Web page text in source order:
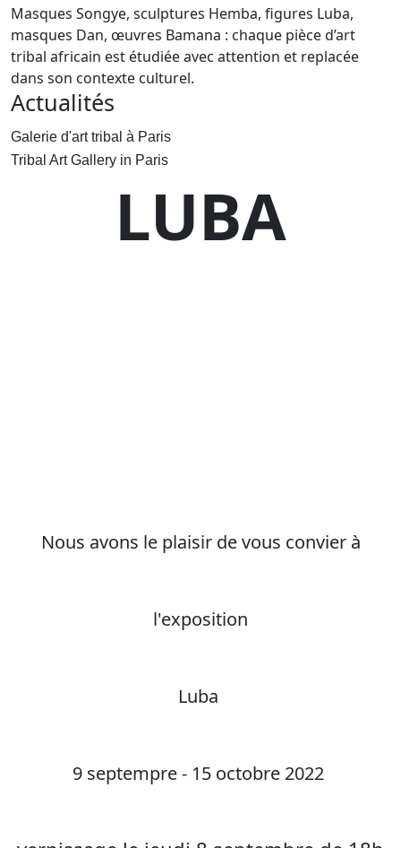
Masques Songye, sculptures Hemba, figures Luba,
masques Dan, œuvres Bamana : chaque pièce d’art
tribal africain est étudiée avec attention et replacée
dans son contexte culturel.
Actualités
Galerie d'art tribal à Paris
Tribal Art Gallery in Paris
LUBA
Nous avons le plaisir de vous convier à
l'exposition
Luba
9 septempre - 15 octobre 2022